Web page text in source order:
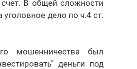
В общей сложности
дело по ч.4 ст.
мошенничества был
деньги под